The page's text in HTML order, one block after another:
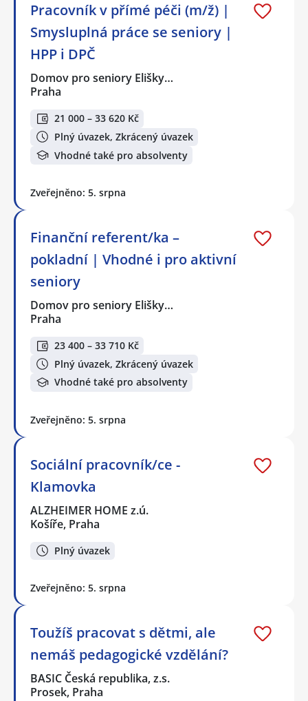
Pracovník v přímé péči (m/ž) |
Smysluplná práce se seniory |
HPP i DPČ
Domov pro seniory Elišky…
Praha
21 000 – 33 620 Kč
Plný úvazek, Zkrácený úvazek
Vhodné také pro absolventy
Zveřejněno: 5. srpna
Finanční referent/ka –
pokladní | Vhodné i pro aktivní
seniory
Domov pro seniory Elišky…
Praha
23 400 – 33 710 Kč
Plný úvazek, Zkrácený úvazek
Vhodné také pro absolventy
Zveřejněno: 5. srpna
Sociální pracovník/ce -
Klamovka
ALZHEIMER HOME z.ú.
Košíře, Praha
Plný úvazek
Zveřejněno: 5. srpna
Toužíš pracovat s dětmi, ale
nemáš pedagogické vzdělání?
BASIC Česká republika, z.s.
Prosek, Praha